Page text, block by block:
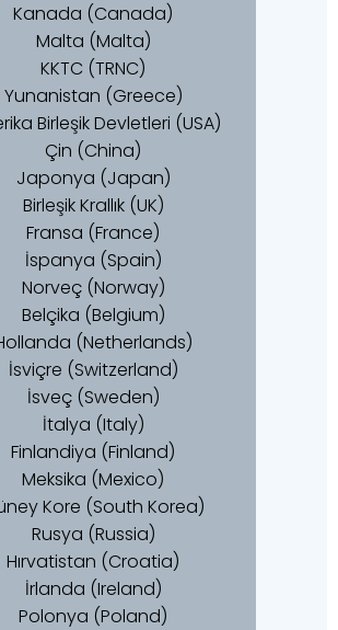
Kanada (Canada)
Malta (Malta)
KKTC (TRNC)
Yunanistan (Greece)
Birleşik Devletleri (USA)
Çin (China)
Japonya (Japan)
Birleşik Krallık (UK)
Fransa (France)
İspanya (Spain)
Norveç (Norway)
Belçika (Belgium)
(Netherlands)
İsviçre (Switzerland)
İsveç (Sweden)
İtalya (Italy)
Finlandiya (Finland)
Meksika (Mexico)
Kore (South Korea)
Rusya (Russia)
Hırvatistan (Croatia)
İrlanda (Ireland)
Polonya (Poland)